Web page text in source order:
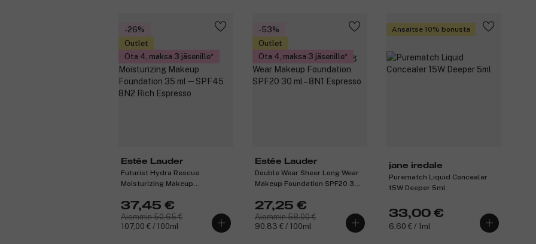
-26%
Outlet
Ota 4, maksa 3 jäsenille
Estée Lauder
Futurist Hydra Rescue
Moisturizing Makeup
Rich Espresso
37,45 €
Aiemmin 50,65 €
107,00 € / 100ml
-53%
Outlet
Ota 4, maksa 3 jäsenille
Estée Lauder
Double Wear Sheer Long Wear
Makeup Foundation SPF20 30
27,25 €
Aiemmin 58,00 €
90,83 € / 100ml
Ansaitse 10% bonusta
jane iredale
Purematch Liquid Concealer
15W Deeper 5ml
33,00 €
6,60 € / 1ml